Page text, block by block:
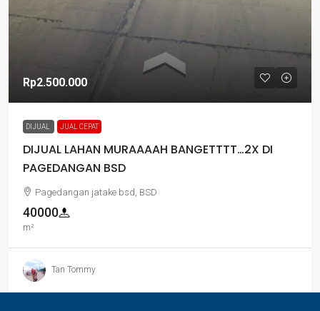
Rp2.500.000
DIJUAL JUAL CEPAT
DIJUAL LAHAN MURAAAAH BANGETTTT…2X DI
PAGEDANGAN BSD
Pagedangan jatake bsd, BSD
40000
m²
Tan Tommy